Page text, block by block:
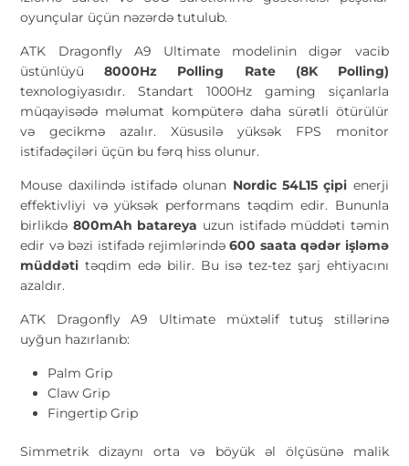
oyunçular üçün nəzərdə tutulub.
ATK Dragonfly A9 Ultimate modelinin digər vacib
üstünlüyü8000Hz Polling Rate (8K Polling)
texnologiyasıdır. Standart 1000Hz gaming siçanlarla
müqayisədə məlumat kompüterə daha sürətli ötürülür
və gecikmə azalır. Xüsusilə yüksək FPS monitor
istifadəçiləri üçün bu fərq hiss olunur.
Mouse daxilində istifadə olunan Nordic 54L15 çipi enerji
effektivliyi və yüksək performans təqdim edir. Bununla
birlikdə 800mAh batareya uzun istifadə müddəti təmin
edir və bəzi istifadə rejimlərində600 saata qədər işləmə
müddəti təqdim edə bilir. Bu isə tez-tez şarj ehtiyacını
azaldır.
ATK Dragonfly A9 Ultimate müxtəlif tutuş stillərinə
uyğun hazırlanıb:
Palm Grip
Claw Grip
Fingertip Grip
Simmetrik dizaynı orta və böyük əl ölçüsünə malik